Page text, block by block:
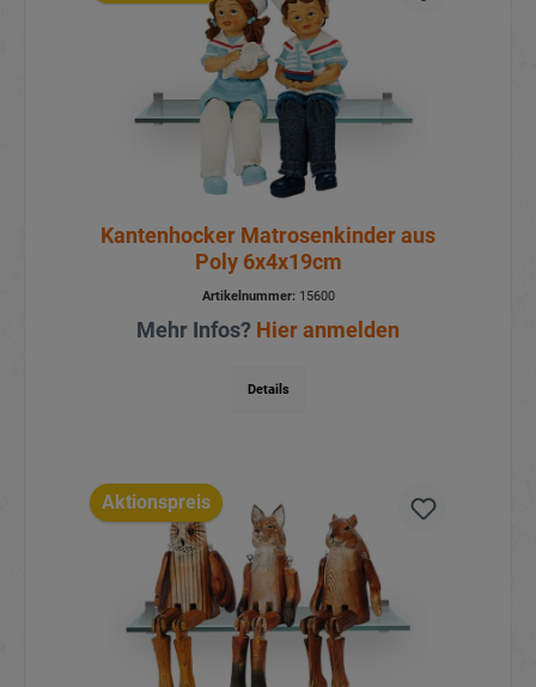
Kantenhocker Matrosenkinder aus
Poly 6x4x19cm
Artikelnummer:15600
Mehr Infos? Hier anmelden
Details
Aktionspreis